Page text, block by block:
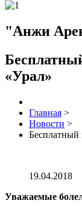
"Анжи
«Урал»
Главная >
Новости >
Бесплатный
19.04.2018
Уважаемые